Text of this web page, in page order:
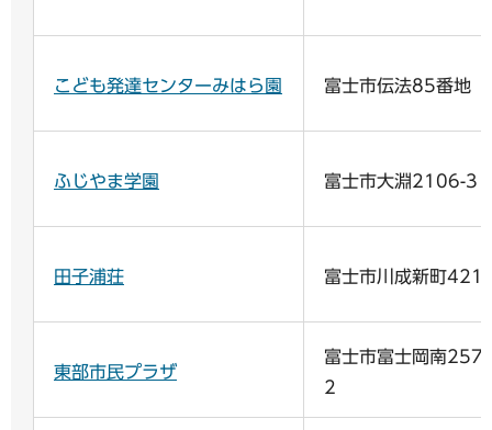
こども発達センターみはら園 富士市伝法85番地
ふじやま学園 富士市大淵2106-3
田子浦荘 富士市川成新町421
東部市民プラザ
富士市富士岡南257
2